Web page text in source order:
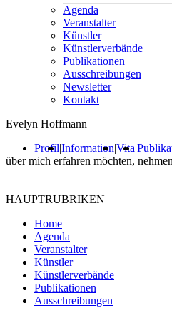
Agenda
Veranstalter
Künstler
Künstlerverbände
Publikationen
Ausschreibungen
Newsletter
Kontakt
Evelyn Hoffmann
Profil|Information|Vita|
über mich erfahren möchten,
HAUPTRUBRIKEN
Home
Agenda
Veranstalter
Künstler
Künstlerverbände
Publikationen
Ausschreibungen